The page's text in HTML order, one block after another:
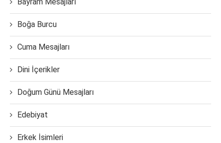
Boğa Burcu
Cuma Mesajları
Dini İçerikler
Doğum Günü Mesajları
Edebiyat
Erkek İsimleri